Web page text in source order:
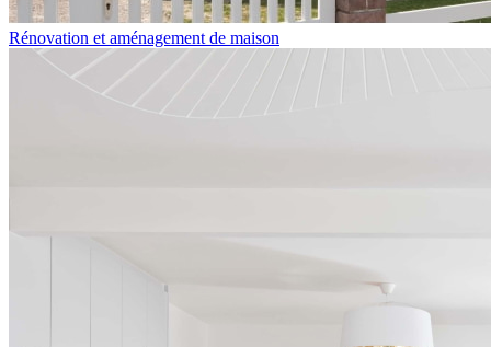
Rénovation et aménagement de maison